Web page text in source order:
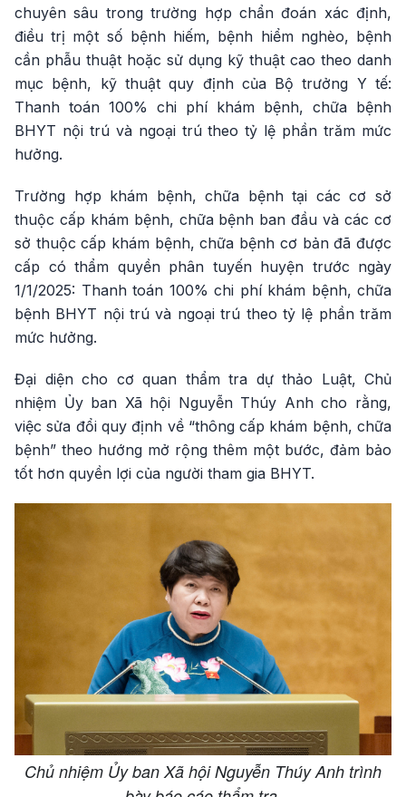
chuyên sâu trong trường hợp chẩn đoán xác định,
điều trị một số bệnh hiếm, bệnh hiểm nghèo, bệnh
cần phẫu thuật hoặc sử dụng kỹ thuật cao theo danh
mục bệnh, kỹ thuật quy định của Bộ trưởng Y tế:
Thanh toán 100% chi phí khám bệnh, chữa bệnh
BHYT nội trú và ngoại trú theo tỷ lệ phần trăm mức
hưởng.
Trường hợp khám bệnh, chữa bệnh tại các cơ sở
thuộc cấp khám bệnh, chữa bệnh ban đầu và các cơ
sở thuộc cấp khám bệnh, chữa bệnh cơ bản đã được
cấp có thẩm quyền phân tuyến huyện trước ngày
1/1/2025: Thanh toán 100% chi phí khám bệnh, chữa
bệnh BHYT nội trú và ngoại trú theo tỷ lệ phần trăm
mức hưởng.
Đại diện cho cơ quan thẩm tra dự thảo Luật, Chủ
nhiệm Ủy ban Xã hội Nguyễn Thúy Anh cho rằng,
việc sửa đổi quy định về “thông cấp khám bệnh, chữa
bệnh” theo hướng mở rộng thêm một bước, đảm bảo
tốt hơn quyền lợi của người tham gia BHYT.
Chủ nhiệm Ủy ban Xã hội Nguyễn Thúy Anh trình